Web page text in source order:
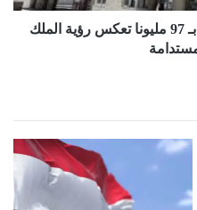
الأشغال العامة: مشاريع طرق بـ 97 مليونا تعكس رؤية الملك